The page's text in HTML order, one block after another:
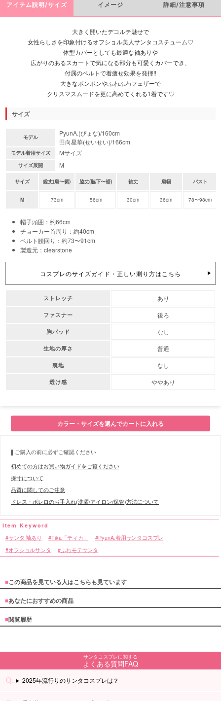
アイテム説明/サイズ イメージ 詳細/注意事項
大きく開いたデコルテ魅せで
女性らしさを印象付けるオフショル美人サンタコスチューム♡
体型カバーとしても最適な袖ありや
広がりのあるスカートで気になる部分も可愛くカバーでき、
付属のベルトで着痩せ効果を発揮!!
大きなポンポンやふわふわフェザーで
クリスマスムードを更に高めてくれる1着です♡
サイズ
モデル
PyunA.(ぴょな)/160cm
田向星華(せいせい)/166cm
モデル着用サイズ Mサイズ
サイズ展開 M
サイズ 総丈(肩〜裾) 脇丈(脇下〜裾) 袖丈 肩幅 バスト
M 73cm 56cm 30cm 36cm 78〜98cm
帽子頭囲：約66cm
チョーカー首周り：約40cm
ベルト腰回り：約73〜91cm
製造元：clearstone
コスプレのサイズガイド・正しい測り方はこちら
ストレッチ あり
ファスナー 後ろ
胸パッド なし
生地の厚さ 普通
裏地 なし
透け感 ややあり
カラー・サイズを選んでカートに入れる
ご購入の前に必ずご確認ください
初めての方はお買い物ガイドをご覧ください
採寸について
品質に関してのご注意
ドレス・ボレロのお手入れ(洗濯/アイロン/保管)方法について
サンタ 袖あり Tika「ティカ」 PyunA.着用サンタコスプレ
オフショルサンタ ふわモテサンタ
■この商品を見ている人はこちらも見ています
■あなたにおすすめの商品
■閲覧履歴
サンタコスプレに関する
よくある質問FAQ
2025年流行りのサンタコスプレは？